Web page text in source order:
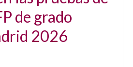
de grado
2026